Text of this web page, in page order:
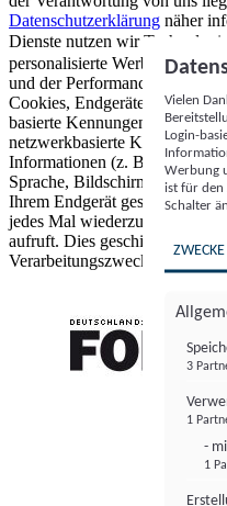
Datenschutzerklärung näher
Dienste nutzen wir
personalisierte Werbung und
und der Performance von
Cookies, Endgeräte- oder
basierte Kennungen, zufällig
netzwerkbasierte Kennungen)
Informationen (z. B.
Sprache, Bildschirmgröße,
Ihrem Endgerät gespeichert
jedes Mal wiederzuerkennen,
aufruft. Dies geschieht für
Verarbeitungszwecke.
Vielen
Login-
Werbung
ist für den
Schalter
ZWECKE
3
1
-
1
FONDS professionell